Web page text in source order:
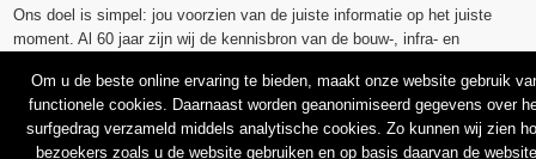
Ons doel is simpel: jou voorzien van de juiste informatie op het juiste
moment. Al 60 jaar zijn wij de kennisbron van de bouw-, infra- en
De op dit platform gebruikte afbeeldingen, illustraties en foto’s zijn ofwel
vrij van rechten verkregen via de bron van het betreffende bericht, of
Om u de beste online ervaring te bieden, maakt onze website gebruik
functionele cookies. Daarnaast worden geanonimiseerd gegevens over
surfgedrag verzameld middels analytische cookies. Zo kunnen wij zien
bezoekers zoals u de website gebruiken en op basis daarvan de website